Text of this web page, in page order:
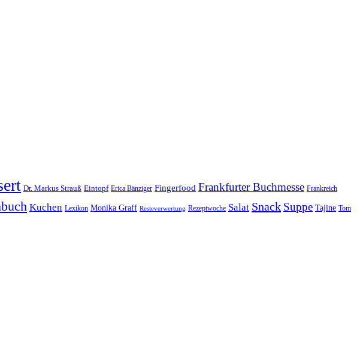
Dr. Markus Strauß Eintopf Erica Bänziger Fingerfood Frankfurter Buchmesse Frankreich
Kuchen Lexikon Monika Graff Resteverwertung Rezeptwoche Salat Snack Suppe Tajine Tom